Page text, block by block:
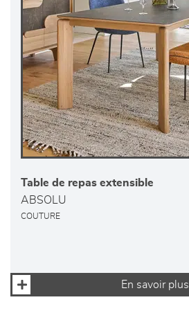
Table de repas extensible
ABSOLU
COUTURE
En savoir plus